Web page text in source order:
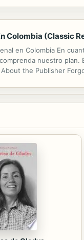
Colombia (Classic
en Colombia En
nuestro
the Publisher